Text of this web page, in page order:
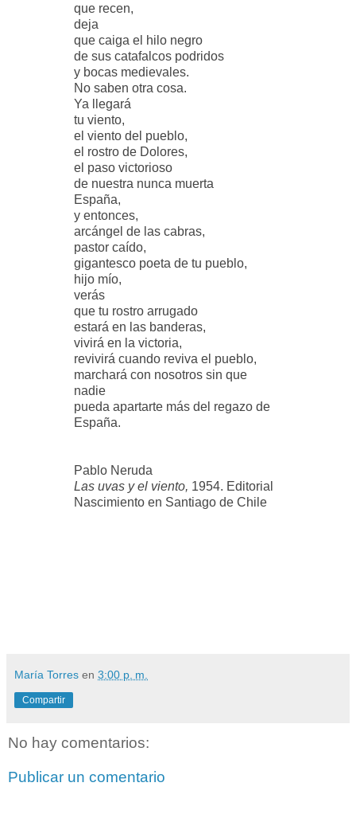
que recen,
deja
que caiga el hilo negro
de sus catafalcos podridos
y bocas medievales.
No saben otra cosa.
Ya llegará
tu viento,
el viento del pueblo,
el rostro de Dolores,
el paso victorioso
de nuestra nunca muerta
España,
y entonces,
arcángel de las cabras,
pastor caído,
gigantesco poeta de tu pueblo,
hijo mío,
verás
que tu rostro arrugado
estará en las banderas,
vivirá en la victoria,
revivirá cuando reviva el pueblo,
marchará con nosotros sin que
nadie
pueda apartarte más del regazo de
España.
Pablo Neruda
Las uvas y el viento, 1954. Editorial
Nascimiento en Santiago de Chile
María Torres en 3:00 p. m.
Compartir
No hay comentarios:
Publicar un comentario